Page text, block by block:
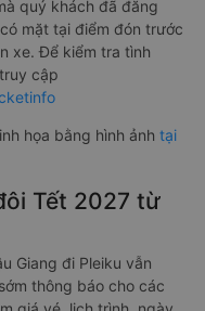
quý khách đã đăng
mặt tại điểm đón trước
xe. Để kiểm tra tình
cập
họa bằng hình ảnh tại
Tết 2027 từ
Giang đi Pleiku vẫn
thông báo cho các